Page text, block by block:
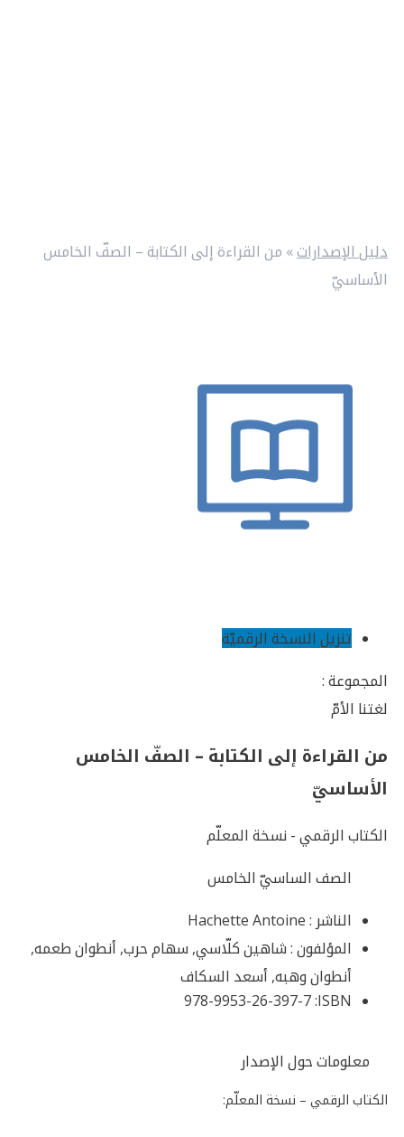
دليل الإصدارات» من القراءة إلى الكتابة – الصفّ الخامس
الأساسيّ
تنزيل النسخة الرقميّة
المجموعة :
لغتنا الأمّ
من القراءة إلى الكتابة – الصفّ الخامس
الأساسيّ
الكتاب الرقمي - نسخة المعلّم
الصف الساسيّ الخامس
الناشر : Hachette Antoine
المؤلفون : شاهين كلّاسي, سهام حرب, أنطوان طعمه,
أنطوان وهبه, أسعد السكاف
ISBN:
978-9953-26-397-7
معلومات حول الإصدار
الكتاب الرقمي – نسخة المعلّم: